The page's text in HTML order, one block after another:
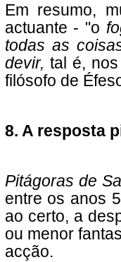
Em resumo,
actuante - "o
todas as
devir, tal é,
filósofo de
8. A resposta
Pitágoras de
entre os anos
ao certo, a
ou menor
acção.